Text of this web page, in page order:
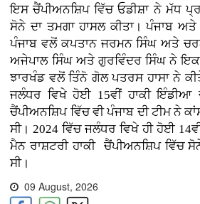
ਇਸ ਚੈਂਪੀਅਨਸ਼ਿਪ ਵਿੱਚ ਓਡੀਸ਼ਾ ਨੇ ਮੱਧ
ਸੋਨੇ ਦਾ ਤਮਗਾ ਹਾਸਲ ਕੀਤਾ। ਪੰਜਾਬ
ਪੰਜਾਬ ਵਲੋਂ ਕਪਤਾਨ ਜਰਮਨ ਸਿੰਘ ਅਤੇ
ਅਜੇਪਾਲ ਸਿੰਘ ਅਤੇ ਗੁਰਵਿੰਦਰ ਸਿੰਘ ਨੇ
ਝਾਰਖੰਡ ਵਲੋਂ ਤਿੰਨੋ ਗੋਲ ਪਤਰਸ ਹਾਸਾ ਨੇ
ਜਲੰਧਰ ਵਿਖੇ ਹੋਈ 15ਵੀਂ ਹਾਕੀ ਇੰਡੀਆ
ਚੈਂਪੀਅਨਸ਼ਿਪ ਵਿੱਚ ਵੀ ਪੰਜਾਬ ਦੀ ਟੀਮ ਨੇ
ਸੀ। 2024 ਵਿੱਚ ਜਲੰਧਰ ਵਿਖੇ ਹੀ ਹੋਈ
ਮੈਨ ਰਾਸ਼ਟਰੀ ਹਾਕੀ ਚੈਂਪੀਅਨਸ਼ਿਪ ਵਿੱਚ
ਸੀ।
09 August, 2026